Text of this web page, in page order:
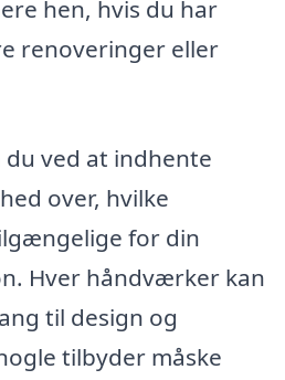
hen, hvis du har
renoveringer eller
ved at indhente
over, hvilke
for din
Hver håndværker kan
til design og
tilbyder måske